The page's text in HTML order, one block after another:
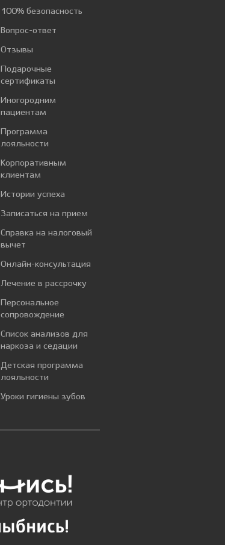
100% безопасность
Вопрос-ответ
Отзывы
Подарочные
сертификаты
Иногородним
пациентам
Программа
лояльности
Корпоративным
клиентам
Истории успеха
Записаться на прием
Справка на налоговый
вычет
Онлайн-консультация
Лечение в рассрочку
Персональное
сопровождение
Список анализов для
наркоза и седации
Детская программа
лояльности
Уроки гигиены зубов